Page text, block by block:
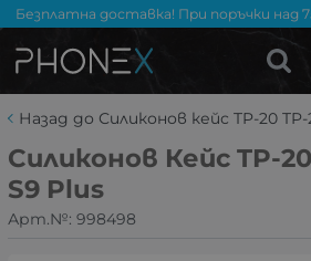
Безплатна доставка! При поръчки над
Назад до Силиконов кейс TP-20 TP-
Силиконов Кейс TP-
S9 Plus
Арт.№: 998498